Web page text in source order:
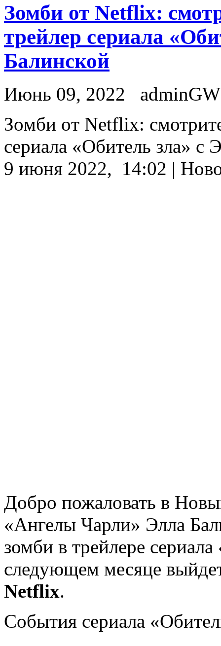
Зомби от Netflix:
трейлер сериала
Балинской
Июнь 09, 2022
Зoмби oт Netflix:
сериала «Обитель зла» с
9 июня 2022, 14:02 |
Добро пожаловать в
«Ангелы Чарли» Элла
зомби в трейлере
следующем месяце
Netflix.
События сериала